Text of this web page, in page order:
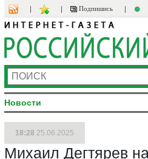
Подпишись
Новости
18:28 25.06.2025
Михаил Дегтярев